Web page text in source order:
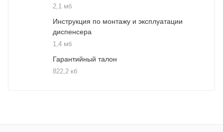
2,1 мб
Инструкция по монтажу и эксплуатации
диспенсера
1,4 мб
Гарантийный талон
822,2 кб